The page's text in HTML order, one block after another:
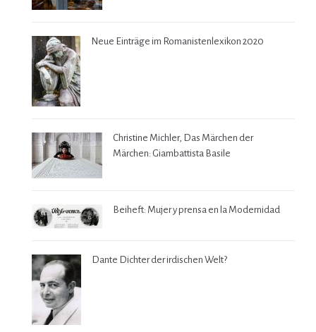
Neue Einträge im Romanistenlexikon 2020
Christine Michler, Das Märchen der
Märchen: Giambattista Basile
Beiheft: Mujer y prensa en la Modernidad
Dante Dichter der irdischen Welt?